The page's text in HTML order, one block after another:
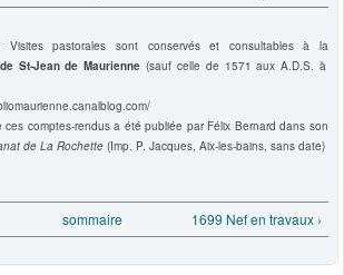
Visites pastorales sont conservés et consultables à la
St-Jean de Maurienne (sauf celle de 1571 aux A.D.S. à
ces comptes-rendus a été publiée par Félix Bernard dans son
de La Rochette (Imp. P. Jacques, Aix-les-bains, sans date)
sommaire 1699 Nef en travaux ›